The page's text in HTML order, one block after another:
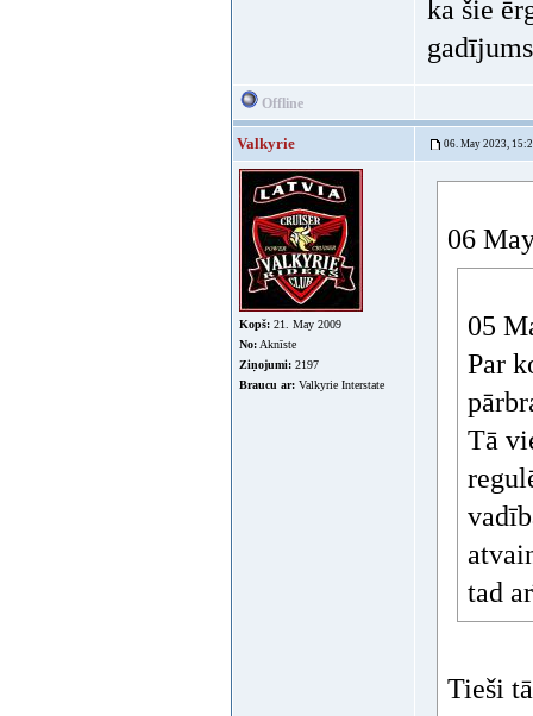
ka šie
Offline
Valkyrie 06. May 2023,
Kopš: 21. May 2009
No: Aknīste
Ziņojumi: 2197
Braucu ar: Valkyrie Interstate
06
05
Par
Tā
tad
Tieši